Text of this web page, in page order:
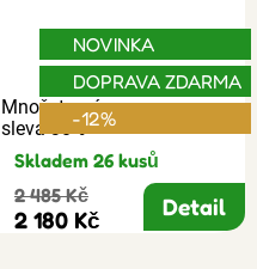
Množstevní
sleva 30%
NOVINKA
DOPRAVA ZDARMA
-12%
Skladem 26 kusů
2 485 Kč
2 180 Kč Detail